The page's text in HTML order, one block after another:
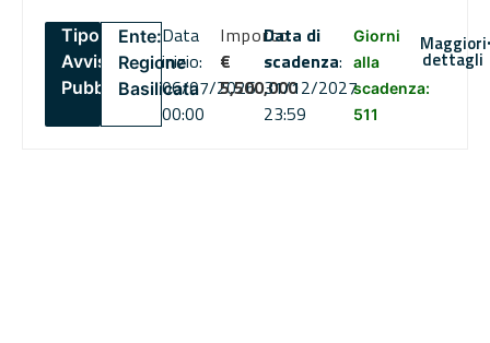
Tipo:
Avviso
Pubblico
Ente:
Regione
Basilicata
Data
inizio:
06/07/2026
00:00
Importo
€
5,500,000
Data di
scadenza:
31/12/2027
23:59
Giorni
alla
scadenza:
511
Maggiori
dettagli